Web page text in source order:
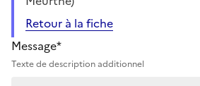
Retour à la fiche
Message*
Texte de description additionnel